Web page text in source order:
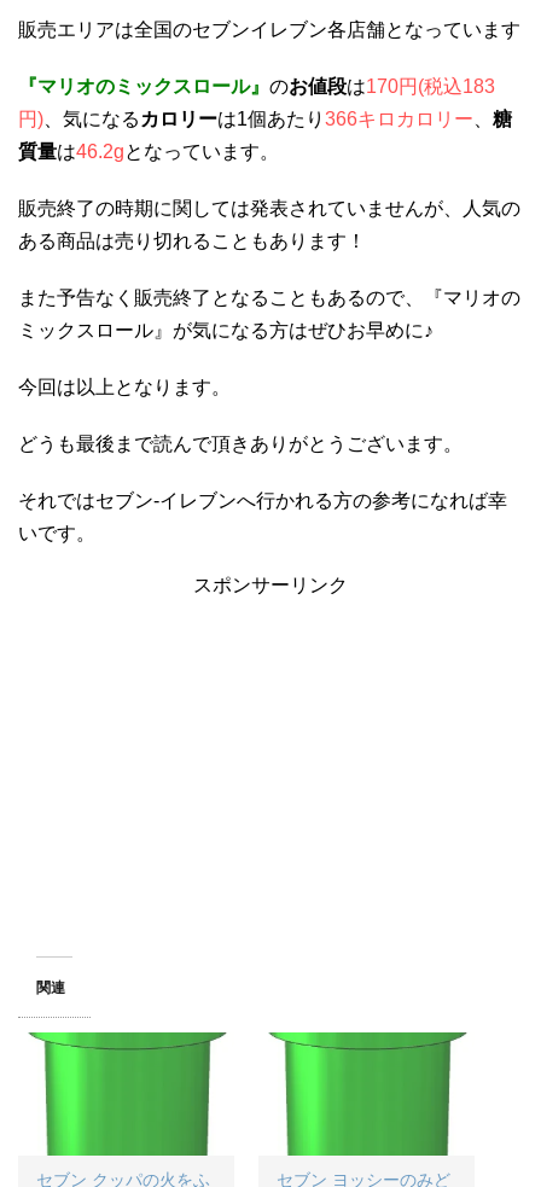
販売エリアは全国のセブンイレブン各店舗となっています
『マリオのミックスロール』 のお値段は170円(税込183
円) 、気になる カロリーは1個あたり 366キロカロリー
糖
質量は46.2gとなっています。
販売終了の時期に関しては発表されていませんが、人気の
ある商品は売り切れることもあります！
また予告なく販売終了となることもあるので、『マリオの
ミックスロール』が気になる方はぜひお早めに♪
今回は以上となります。
どうも最後まで読んで頂きありがとうございます。
それではセブン-イレブンへ行かれる方の参考になれば幸
いです。
スポンサーリンク
関連
セブン クッパの火をふ セブン ヨッシーのみど